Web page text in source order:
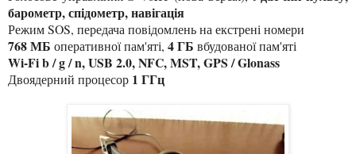
барометр, спідометр, навігація
Режим SOS, передача повідомлень на екстрені номери
768 МБ оперативної пам'яті, 4 ГБ вбудованої пам'яті
Wi-Fi b / g / n, USB 2.0, NFC, MST, GPS / Glonass
Двоядерний процесор 1 ГГц